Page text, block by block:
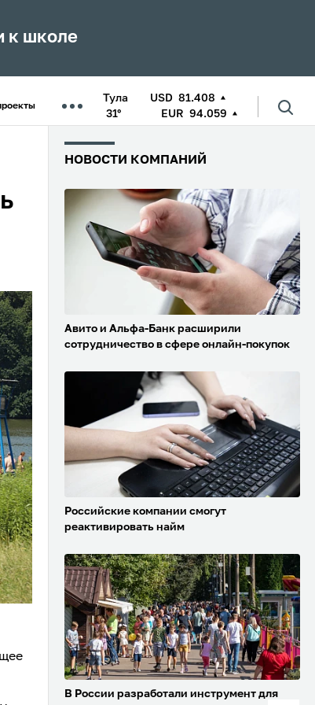
к школе
Тула
31°
USD 81.408
EUR 94.059
НОВОСТИ КОМПАНИЙ
Авито и Альфа-Банк расширили
сотрудничество в сфере онлайн-покупок
Российские компании смогут
реактивировать найм
В России разработали инструмент для